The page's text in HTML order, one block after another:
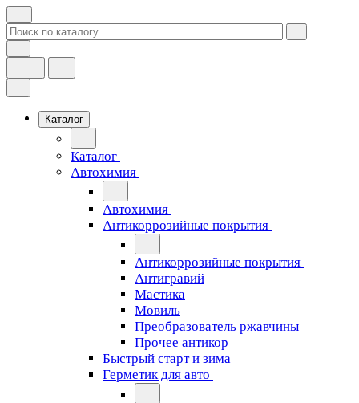
Каталог
Каталог
Автохимия
Автохимия
Антикоррозийные покрытия
Антикоррозийные покрытия
Антигравий
Мастика
Мовиль
Преобразователь ржавчины
Прочее антикор
Быстрый старт и зима
Герметик для авто